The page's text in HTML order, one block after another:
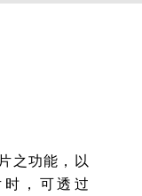
之功能，以
，可透过